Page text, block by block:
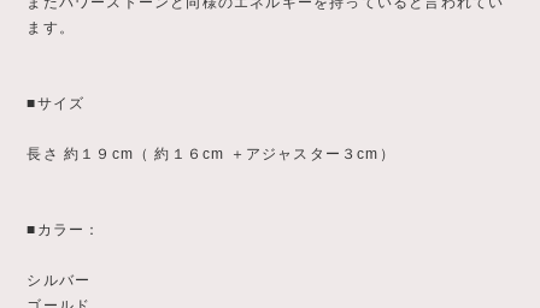
ます。
■サイズ
長さ 約１９cm（ 約１６cm ＋アジャスター３cm）
■カラー：
シルバー